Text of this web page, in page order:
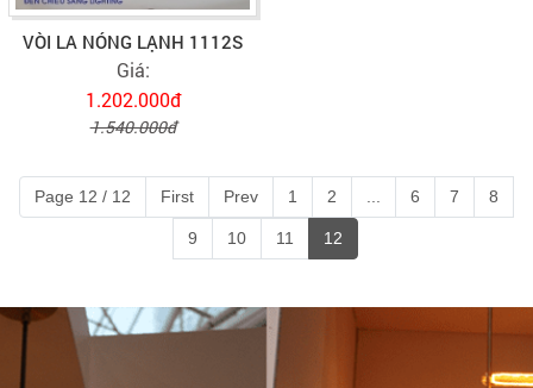
VÒI LA NÓNG LẠNH 1112S
Giá:
1.202.000đ
1.540.000đ
Page 12 / 12 First Prev 1 2 6 7 8
9 10 11 12